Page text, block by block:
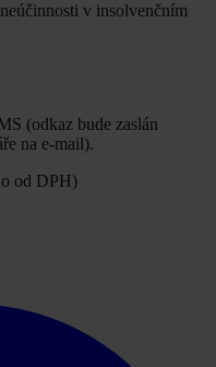
v insolvenčním
(odkaz bude zaslán
na e-mail).
od DPH)